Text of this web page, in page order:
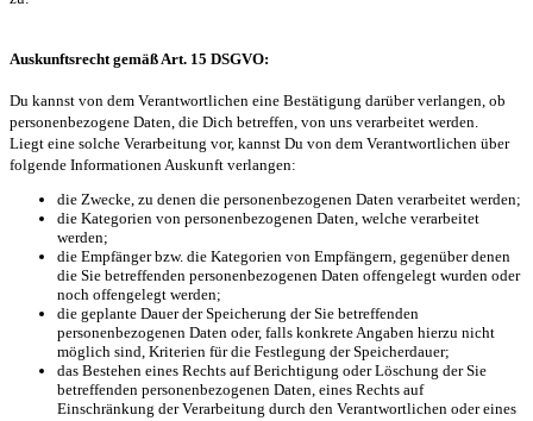
Auskunftsrecht gemäß Art. 15 DSGVO:
Du kannst von dem Verantwortlichen eine Bestätigung darüber verlangen, ob
personenbezogene Daten, die Dich betreffen, von uns verarbeitet werden.
Liegt eine solche Verarbeitung vor, kannst Du von dem Verantwortlichen über
folgende Informationen Auskunft verlangen:
die Zwecke, zu denen die personenbezogenen Daten verarbeitet werden;
die Kategorien von personenbezogenen Daten, welche verarbeitet
werden;
die Empfänger bzw. die Kategorien von Empfängern, gegenüber denen
die Sie betreffenden personenbezogenen Daten offengelegt wurden oder
noch offengelegt werden;
die geplante Dauer der Speicherung der Sie betreffenden
personenbezogenen Daten oder, falls konkrete Angaben hierzu nicht
möglich sind, Kriterien für die Festlegung der Speicherdauer;
das Bestehen eines Rechts auf Berichtigung oder Löschung der Sie
betreffenden personenbezogenen Daten, eines Rechts auf
Einschränkung der Verarbeitung durch den Verantwortlichen oder eines